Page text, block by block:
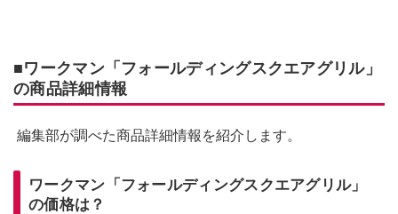
■ワークマン「フォールディングスクエアグリル」
の商品詳細情報
編集部が調べた商品詳細情報を紹介します。
ワークマン「フォールディングスクエアグリル」
の価格は？